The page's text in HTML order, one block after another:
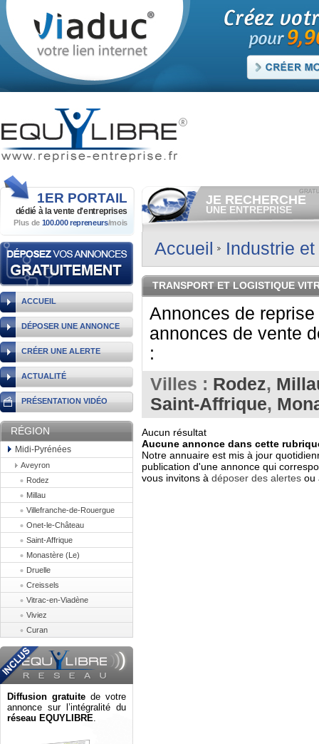
1ER PORTAIL
dédié à la vente d'entreprises
Plus de 100.000 repreneurs/mois
ACCUEIL
DÉPOSER UNE ANNONCE
CRÉER UNE ALERTE
ACTUALITÉ
PRÉSENTATION VIDÉO
RÉGION
Midi-Pyrénées
Aveyron
Rodez
Millau
Villefranche-de-Rouergue
Onet-le-Château
Saint-Affrique
Monastère (Le)
Druelle
Creissels
Vitrac-en-Viadène
Viviez
Curan
Diffusion gratuite de votre
annonce sur l’intégralité du
réseau EQUYLIBRE.
JE RECHERCHE
UNE ENTREPRISE
Consulter gratuitementles
vendre.
Et/ou déposergratuitement
RECHERCHER UNE
ANNONCE
Accueil Industrie
TRANSPORT ET LOGISTIQUE
Annonces de
annonces de vente
:
Villes : Rodez,
Saint-Affrique,
Aucun résultat
Aucune annonce dans cette
Notre annuaire est mis à jour
publication d'une annonce qui
vous invitons à déposer des alertes ou